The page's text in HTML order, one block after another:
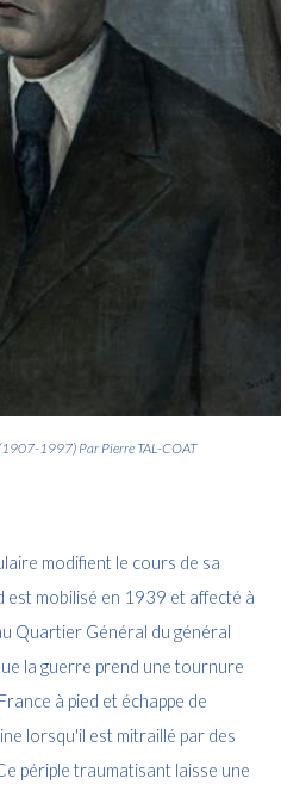
1997) Par Pierre TAL-COAT
modifient le cours de sa
mobilisé en 1939 et affecté à
Quartier Général du général
la guerre prend une tournure
à pied et échappe de
lorsqu'il est mitraillé par des
périple traumatisant laisse une